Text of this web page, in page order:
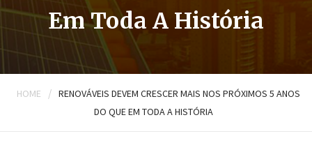
Em Toda A História
HOME / RENOVÁVEIS DEVEM CRESCER MAIS NOS PRÓXIMOS 5 ANOS
DO QUE EM TODA A HISTÓRIA